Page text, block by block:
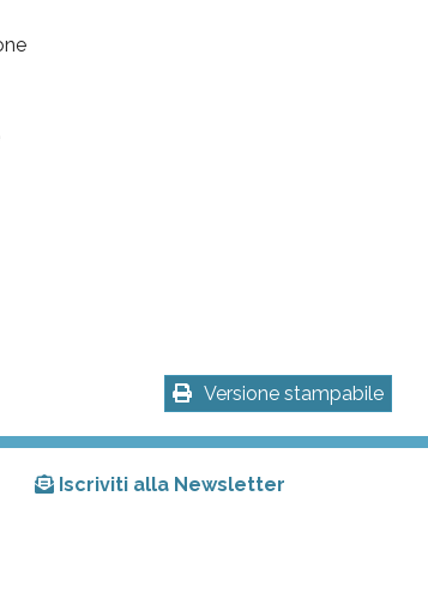
Versione stampabile
Iscriviti alla Newsletter